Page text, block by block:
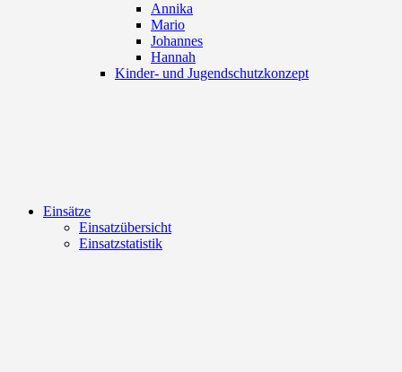
Annika
Mario
Johannes
Hannah
Kinder- und Jugendschutzkonzept
Einsätze
Einsatzübersicht
Einsatzstatistik